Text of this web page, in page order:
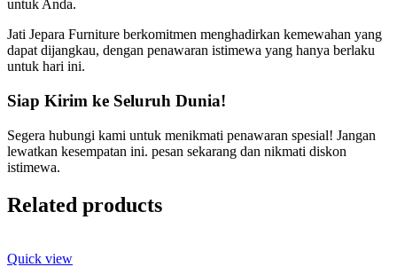
untuk Anda.
Jati Jepara Furniture berkomitmen menghadirkan kemewahan yang
dapat dijangkau, dengan penawaran istimewa yang hanya berlaku
untuk hari ini.
Siap Kirim ke Seluruh Dunia!
Segera hubungi kami untuk menikmati penawaran spesial! Jangan
lewatkan kesempatan ini. pesan sekarang dan nikmati diskon
istimewa.
Related products
Quick view